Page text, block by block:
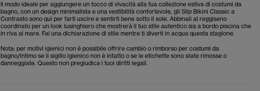
Il modo ideale per aggiungere un tocco di vivacità alla tua collezione estiva di costumi da
bagno, con un design minimalista e una vestibilità confortevole, gli Slip Bikini Classic a
Contrasto sono qui per farti uscire e sentirti bene sotto il sole. Abbinali al reggiseno
coordinato per un look lusinghiero che mostrerà il tuo stile autentico sia a bordo piscina che
in riva al mare. Fai una dichiarazione di stile mentre ti diverti in acqua questa stagione.
Nota: per motivi igienici non è possibile offrire cambio o rimborso per costumi da
bagno/intimo se il sigillo igienico non è intatto o se le etichette sono state rimosse o
danneggiate. Questo non pregiudica i tuoi diritti legali.